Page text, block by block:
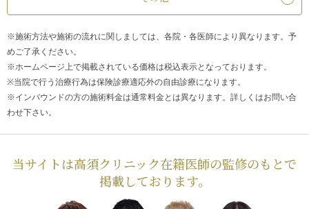
※施術方法や施術の流れに関しましては、各院・各医師により異なります。予
めご了承ください。
※ホームページ上で掲載されている価格は税込表示となっております。
※当院で行う治療行為は保険診療適応外の自由診療になります。
※インバウンドの方の施術料金は通常料金とは異なります。詳しくはお問い合
わせ下さい。
当サイトは高須クリニック在籍医師の監修のもとで
掲載しております。